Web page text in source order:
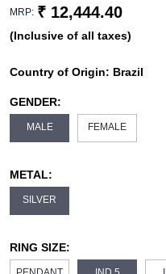
MRP: ₹ 12,444.40
(Inclusive of all taxes)
Country of Origin: Brazil
GENDER:
MALE FEMALE
METAL:
SILVER
RING SIZE: